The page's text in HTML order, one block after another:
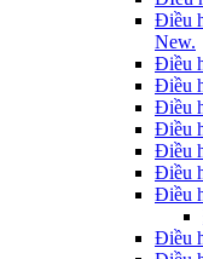
Điều
New.
Điều
Điều
Điều
Điều
Điều
Điều
Điều
Điều